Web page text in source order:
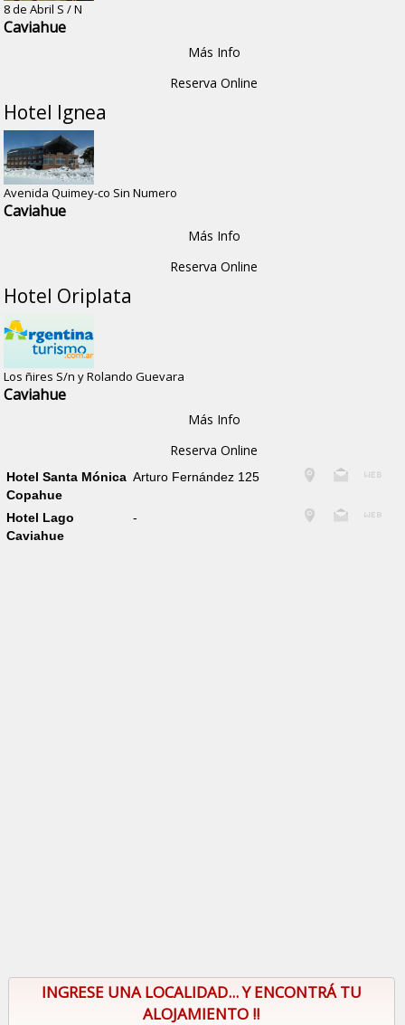
8 de Abril S / N
Caviahue
Más Info
Reserva Online
Hotel Ignea
Avenida Quimey-co Sin Numero
Caviahue
Más Info
Reserva Online
Hotel Oriplata
Los ñires S/n y Rolando Guevara
Caviahue
Más Info
Reserva Online
Hotel Santa Mónica
Copahue
Arturo Fernández 125
Hotel Lago
Caviahue
-
INGRESE UNA LOCALIDAD... Y ENCONTRÁ TU
ALOJAMIENTO !!